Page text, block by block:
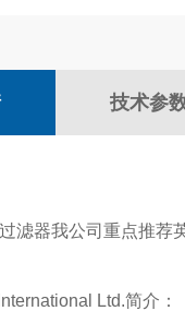
技术参
滤器我公司重点推荐
Ltd.简介：